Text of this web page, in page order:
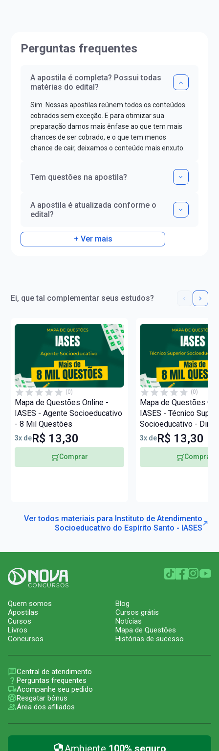
Perguntas frequentes
A apostila é completa? Possui todas
matérias do edital?
Sim. Nossas apostilas reúnem todos os conteúdos
cobrados sem exceção. E para otimizar sua
preparação damos mais ênfase ao que tem mais
chances de ser cobrado, e o que tem menos
chance de cair, deixamos o conteúdo mais enxuto.
Tem questões na apostila?
A apostila é atualizada conforme o
edital?
+ Ver mais
Ei, que tal complementar seus estudos?
(0)
Mapa de Questões Online -
IASES - Agente Socioeducativo
- 8 Mil Questões
3x deR$ 13,30
Comprar
(0)
Mapa de Questões
IASES - Técnico
Socioeducativo -
Questões
3x deR$ 13,30
Comprar
Ver todos materiais para Instituto de Atendimento
Socioeducativo do Espírito Santo - IASES
Quem somos
Apostilas
Cursos
Livros
Concursos
Blog
Cursos grátis
Notícias
Mapa de Questões
Histórias de sucesso
Central de atendimento
Perguntas frequentes
Acompanhe seu pedido
Resgatar bônus
Área dos afiliados
Ambiente 100% seguro